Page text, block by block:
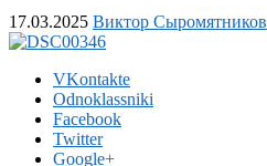
17.03.2025 Виктор Сыромятников
VKontakte
Odnoklassniki
Facebook
Twitter
Google+